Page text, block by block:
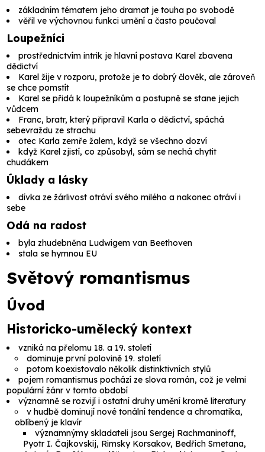
základním tématem jeho dramat je touha po svobodě
věřil ve výchovnou funkci umění a často poučoval
Loupežníci
prostřednictvím intrik je hlavní postava Karel zbavena
dědictví
Karel žije v rozporu, protože je to dobrý člověk, ale zároveň
se chce pomstít
Karel se přidá k loupežníkům a postupně se stane jejich
vůdcem
Franc, bratr, který připravil Karla o dědictví, spáchá
sebevraždu ze strachu
otec Karla zemře žalem, když se všechno dozví
když Karel zjistí, co způsobyl, sám se nechá chytit
chudákem
Úklady a lásky
dívka ze žárlivost otráví svého milého a nakonec otráví i
sebe
Odá na radost
byla zhudebněna Ludwigem van Beethoven
stala se hymnou EU
Světový romantismus
Úvod
Historicko-umělecký kontext
vzniká na přelomu 18. a 19. století
dominuje první polovině 19. století
potom koexistovalo několik distinktivních stylů
pojemromantismus pochází ze slovaromán, což je velmi
populární žánr v tomto období
významně se rozvijí i ostatní druhy umění kromě literatury
v hudbě dominují nové tonální tendence a chromatika,
oblíbený je klavír
významnýmy skladateli jsou Sergej Rachmaninoff,
Pyotr I. Čajkovskij, Rimsky Korsakov, Bedřich Smetana,